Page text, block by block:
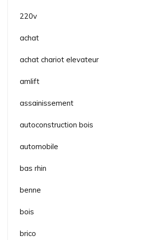
220v
achat
achat chariot elevateur
amlift
assainissement
autoconstruction bois
automobile
bas rhin
benne
bois
brico